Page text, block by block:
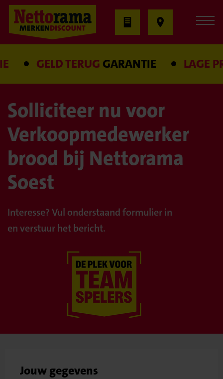
GELD TERUGGARANTIE LAGE
Solliciteer nu voor
Verkoopmedewerker
brood bij Nettorama
Soest
Interesse? Vul onderstaand formulier in
en verstuur het bericht.
Jouw gegevens